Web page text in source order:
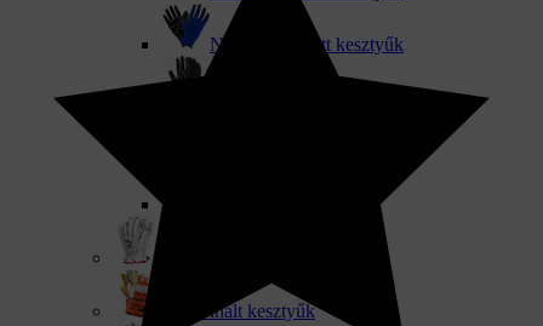
NITRIL mártott kesztyűk
Kombinált kesztyűk